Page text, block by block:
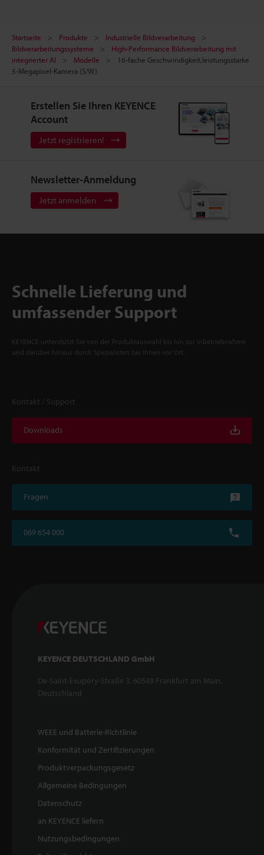
Startseite Produkte
Industrielle Bildverarbeitung
Bildverarbeitungssysteme
High-Performance Bildverarbeitung mit
integrierter AI
Modelle
16-fache Geschwindigkeit,leistungsstarke
5-Megapixel-Kamera (S/W)
Erstellen Sie Ihren KEYENCE
Account
Jetzt registrieren!
Newsletter-Anmeldung
Jetzt anmelden
Schnelle Lieferung und
umfassender Support
KEYENCE unterstützt Sie von der Produktauswahl bis hin zur Inbetriebnahme
und darüber hinaus durch Spezialisten bei Ihnen vor Ort.
Kontakt / Support
Downloads
Kontakt
Fragen
069 654 000
KEYENCE DEUTSCHLAND GmbH
De-Saint-Exupéry-Straße 3, 60549 Frankfurt am Main,
Deutschland
WEEE und Batterie-Richtlinie
Konformität und Zertifizierungen
Produktverpackungsgesetz
Allgemeine Bedingungen
Datenschutz
an KEYENCE liefern
Nutzungsbedingungen